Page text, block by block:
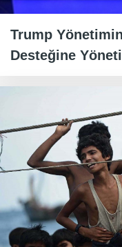
Trump
Desteğine